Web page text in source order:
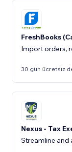
FreshBooks
Import orders,
30 gün ücretsiz
Nexus - Tax
Streamline and